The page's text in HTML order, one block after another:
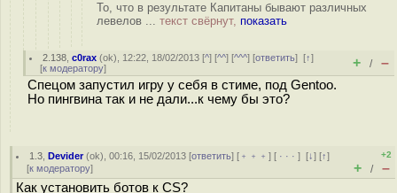
То, что в результате Капитаны бывают различных
левелов ... текст свёрнут, показать
2.138 ,c0rax (ok), 12:22, 18/02/2013 [^] [^^] [^^^] [ответить][↑]
[к модератору] + / –
Спецом запустил игру у себя в стиме, под Gentoo.
Но пингвина так и не дали...к чему бы это?
1.3 ,Devider(ok), 00:16, 15/02/2013 [ответить] [ ﹢﹢﹢] [ · · ·][↓] [↑]
[к модератору]
+2
+ / –
Как установить ботов к CS?